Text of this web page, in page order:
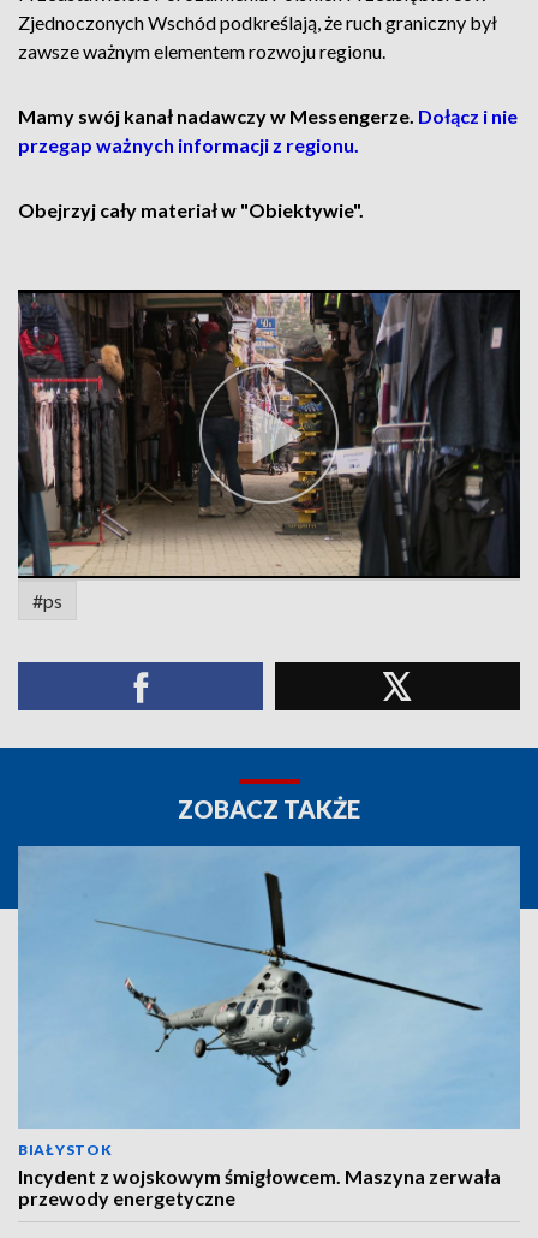
Zjednoczonych Wschód podkreślają, że ruch graniczny był
zawsze ważnym elementem rozwoju regionu.
Mamy swój kanał nadawczy w Messengerze. Dołącz i nie
przegap ważnych informacji z regionu.
Obejrzyj cały materiał w "Obiektywie".
#ps
ZOBACZ TAKŻE
BIAŁYSTOK
Incydent z wojskowym śmigłowcem. Maszyna zerwała
przewody energetyczne